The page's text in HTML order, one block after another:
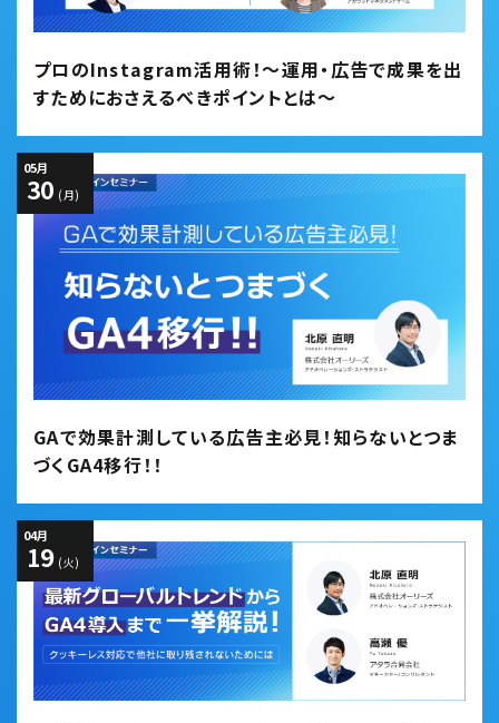
プロのInstagram活用術！～運用・広告で成果を出
すためにおさえるべきポイントとは～
05月
30 (月)
GAで効果計測している広告主必見！知らないとつま
づくGA4移行！！
04月
19 (火)